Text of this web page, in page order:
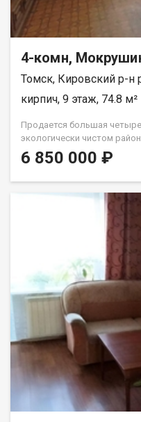
4-комн,
Томск, Кировский р-н
кирпич, 9 этаж, 74.8 м²
Продается большая
экологически чистом
площадью Южная. Общая
кв.м. Квартира теплая,
магазин Абрикос.
общественного
поликлиника в шаговой
детская площадка.
тамбур на двух хозяев.
удобное для вас время.
кладовая. При звонке,
- JV004070100003
6 850 000 ₽